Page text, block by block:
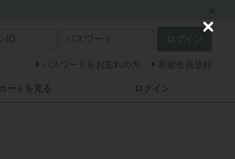
パスワードをお忘れの方 新規会員登録
カートを見る ログイン
C
s
e